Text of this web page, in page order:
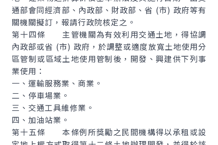
通部會同經濟部、內政部、財政部、省 (市) 政府等有
關機關擬訂，報請行政院核定之。
第十四條 主管機關為有效利用交通土地，得協調
內政部或省 (市) 政府，於調整或適度放寬土地使用分
區管制或區域土地使用管制後，開發、興建供下列事
業使用：
一、運輸服務業、商業。
二、停車場業。
三、交通工具維修業。
四、加油站業。
第十五條 本條例所獎勵之民間機構得以承租或設